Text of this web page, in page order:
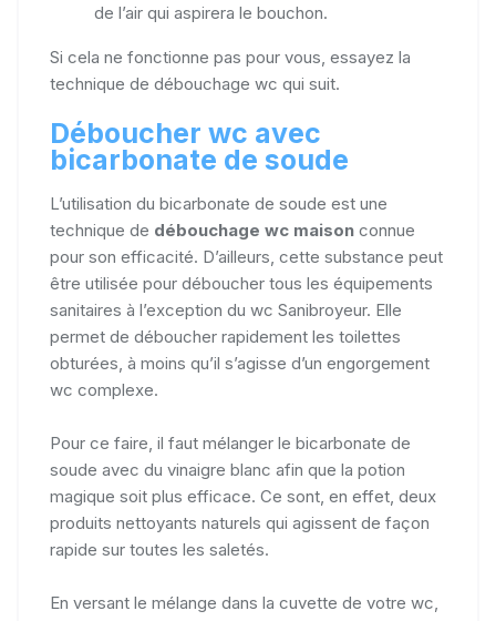
de l’air qui aspirera le bouchon.
Si cela ne fonctionne pas pour vous, essayez la
technique de débouchage wc qui suit.
Déboucher wc avec
bicarbonate de soude
L’utilisation du bicarbonate de soude est une
technique de débouchage wc maison connue
pour son efficacité. D’ailleurs, cette substance peut
être utilisée pour déboucher tous les équipements
sanitaires à l’exception du wc Sanibroyeur. Elle
permet de déboucher rapidement les toilettes
obturées, à moins qu’il s’agisse d’un engorgement
wc complexe.
Pour ce faire, il faut mélanger le bicarbonate de
soude avec du vinaigre blanc afin que la potion
magique soit plus efficace. Ce sont, en effet, deux
produits nettoyants naturels qui agissent de façon
rapide sur toutes les saletés.
En versant le mélange dans la cuvette de votre wc,